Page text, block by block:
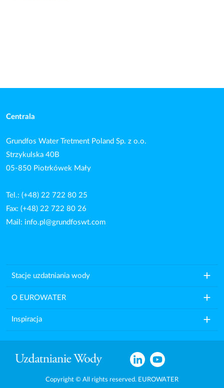
Centrala
Grundfos Water Tretment Poland Sp. z o.o.
Strzykulska 40B
05-850 Piotrkówek Mały
Tel.: (+48) 22 722 80 25
Fax: (+48) 22 722 80 26
Mail: info.pl@grundfoswt.com
Stacje uzdatniania wody add
O EUROWATER add
Inspiracja add
Copyright © All rights reserved. EUROWATER